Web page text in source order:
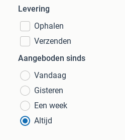
Levering
Ophalen
Verzenden
Aangeboden sinds
Vandaag
Gisteren
Een week
Altijd